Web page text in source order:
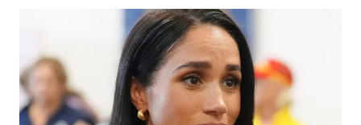
WN
BOROBUDUR
WN